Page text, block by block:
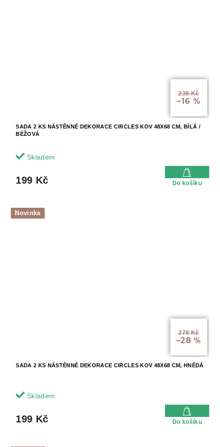
238 Kč
–16 %
SADA 2 KS NÁSTĚNNÉ DEKORACE CIRCLES KOV 48X68 CM, BÍLÁ /
BÉŽOVÁ
Skladem
199 Kč Do košíku
Novinka
278 Kč
–28 %
SADA 2 KS NÁSTĚNNÉ DEKORACE CIRCLES KOV 48X68 CM, HNĚDÁ
Skladem
199 Kč Do košíku